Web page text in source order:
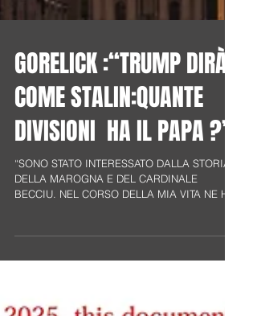
GORELICK :“TRUMP DIRÀ
COME STALIN:QUANTE
DIVISIONI HA IL PAPA ?”
“SONO STATO INTERESSATO DALLA STORIA